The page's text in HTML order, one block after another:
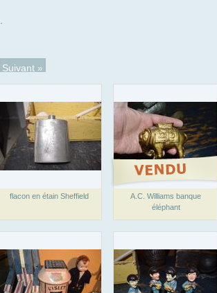
Suivant »
flacon en étain Sheffield
A.C. Williams banque
éléphant